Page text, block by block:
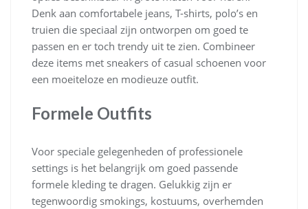
Denk aan comfortabele jeans, T-shirts, polo’s en
truien die speciaal zijn ontworpen om goed te
passen en er toch trendy uit te zien. Combineer
deze items met sneakers of casual schoenen voor
een moeiteloze en modieuze outfit.
Formele Outfits
Voor speciale gelegenheden of professionele
settings is het belangrijk om goed passende
formele kleding te dragen. Gelukkig zijn er
tegenwoordig smokings, kostuums, overhemden